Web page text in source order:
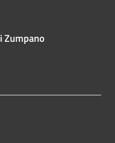
Zumpano